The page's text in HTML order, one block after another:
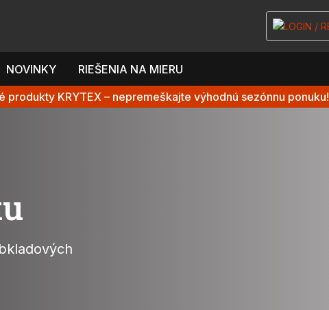
NOVINKY RIEŠENIA NA MIERU
KRYTEX – nepremeškajte výhodnú sezónnu ponuku!